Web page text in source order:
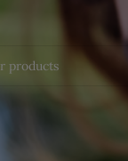
productos